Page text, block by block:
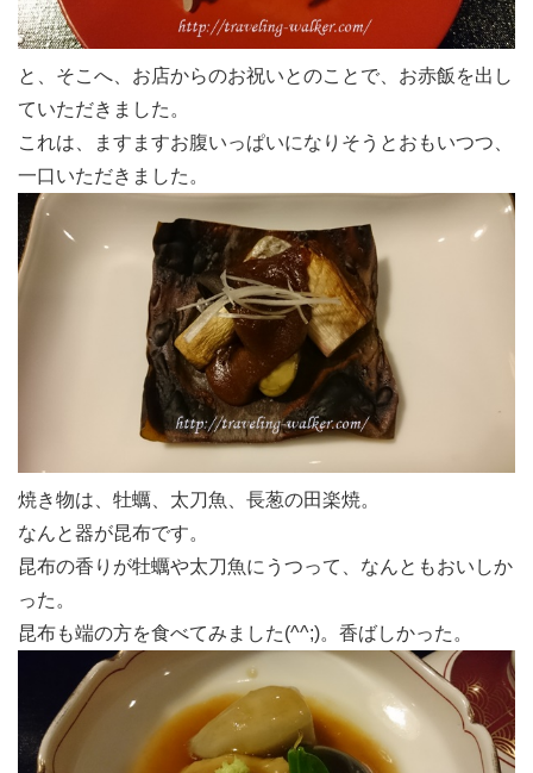
と、そこへ、お店からのお祝いとのことで、お赤飯を出し
ていただきました。
これは、ますますお腹いっぱいになりそうとおもいつつ、
一口いただきました。
焼き物は、牡蠣、太刀魚、長葱の田楽焼。
なんと器が昆布です。
昆布の香りが牡蠣や太刀魚にうつって、なんともおいしか
った。
昆布も端の方を食べてみました(^^;)。香ばしかった。